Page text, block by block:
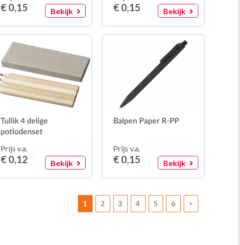
€ 0,15 Bekijk € 0,15 Bekijk
Tullik 4 delige
potlodenset
Prijs v.a.
€ 0,12 Bekijk
Balpen Paper R-PP
Prijs v.a.
€ 0,15 Bekijk
1 2 3 4 5 6 >